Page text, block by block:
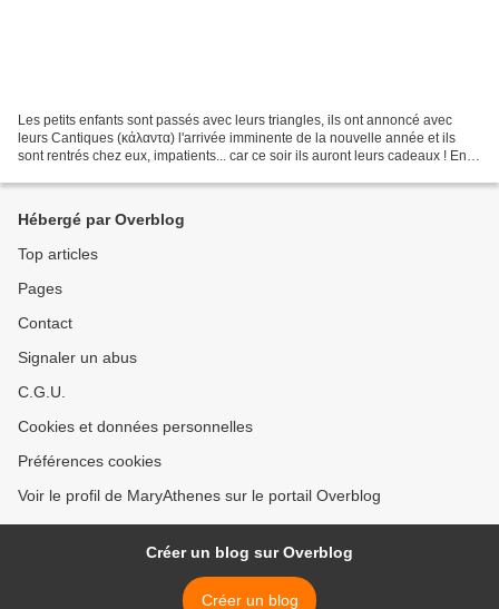
Les petits enfants sont passés avec leurs triangles, ils ont annoncé avec
leurs Cantiques (κάλαντα) l'arrivée imminente de la nouvelle année et ils
sont rentrés chez eux, impatients... car ce soir ils auront leurs cadeaux ! En
Hébergé par Overblog
Top articles
Pages
Contact
Signaler un abus
C.G.U.
Cookies et données personnelles
Préférences cookies
Voir le profil de MaryAthenes sur le portail Overblog
Créer un blog sur Overblog
Créer un blog